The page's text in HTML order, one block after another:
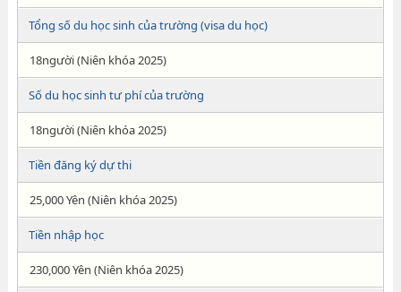
Tổng số du học sinh của trường (visa du học)
18người (Niên khóa 2025)
Số du học sinh tư phí của trường
18người (Niên khóa 2025)
Tiền đăng ký dự thi
25,000 Yên (Niên khóa 2025)
Tiền nhập học
230,000 Yên (Niên khóa 2025)